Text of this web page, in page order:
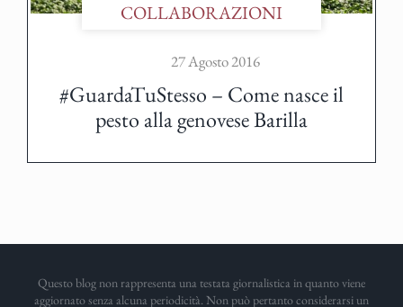
COLLABORAZIONI
27 Agosto 2016
#GuardaTuStesso – Come nasce il
pesto alla genovese Barilla
Questo blog non rappresenta una testata giornalistica in quanto viene
aggiornato senza alcuna periodicità. Non può pertanto considerarsi un